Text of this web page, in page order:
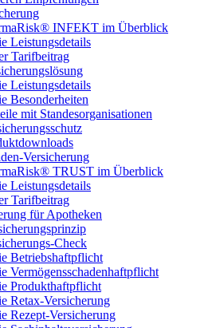
INFEKT im Überblick
Leistungsdetails
Tarifbeitrag
Leistungsdetails
Besonderheiten
mit Standesorganisationen
Versicherung
TRUST im Überblick
Leistungsdetails
Tarifbeitrag
für Apotheken
Check
Betriebshaftpflicht
Vermögensschadenhaftpflicht
Produkthaftpflicht
Retax-Versicherung
Rezept-Versicherung